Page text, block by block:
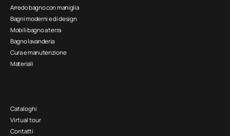
Arredo bagno con maniglia
Bagni moderni e di design
Mobili bagno a terra
Bagno lavanderia
Cura e manutenzione
Materiali
Cataloghi
Virtual tour
Contatti